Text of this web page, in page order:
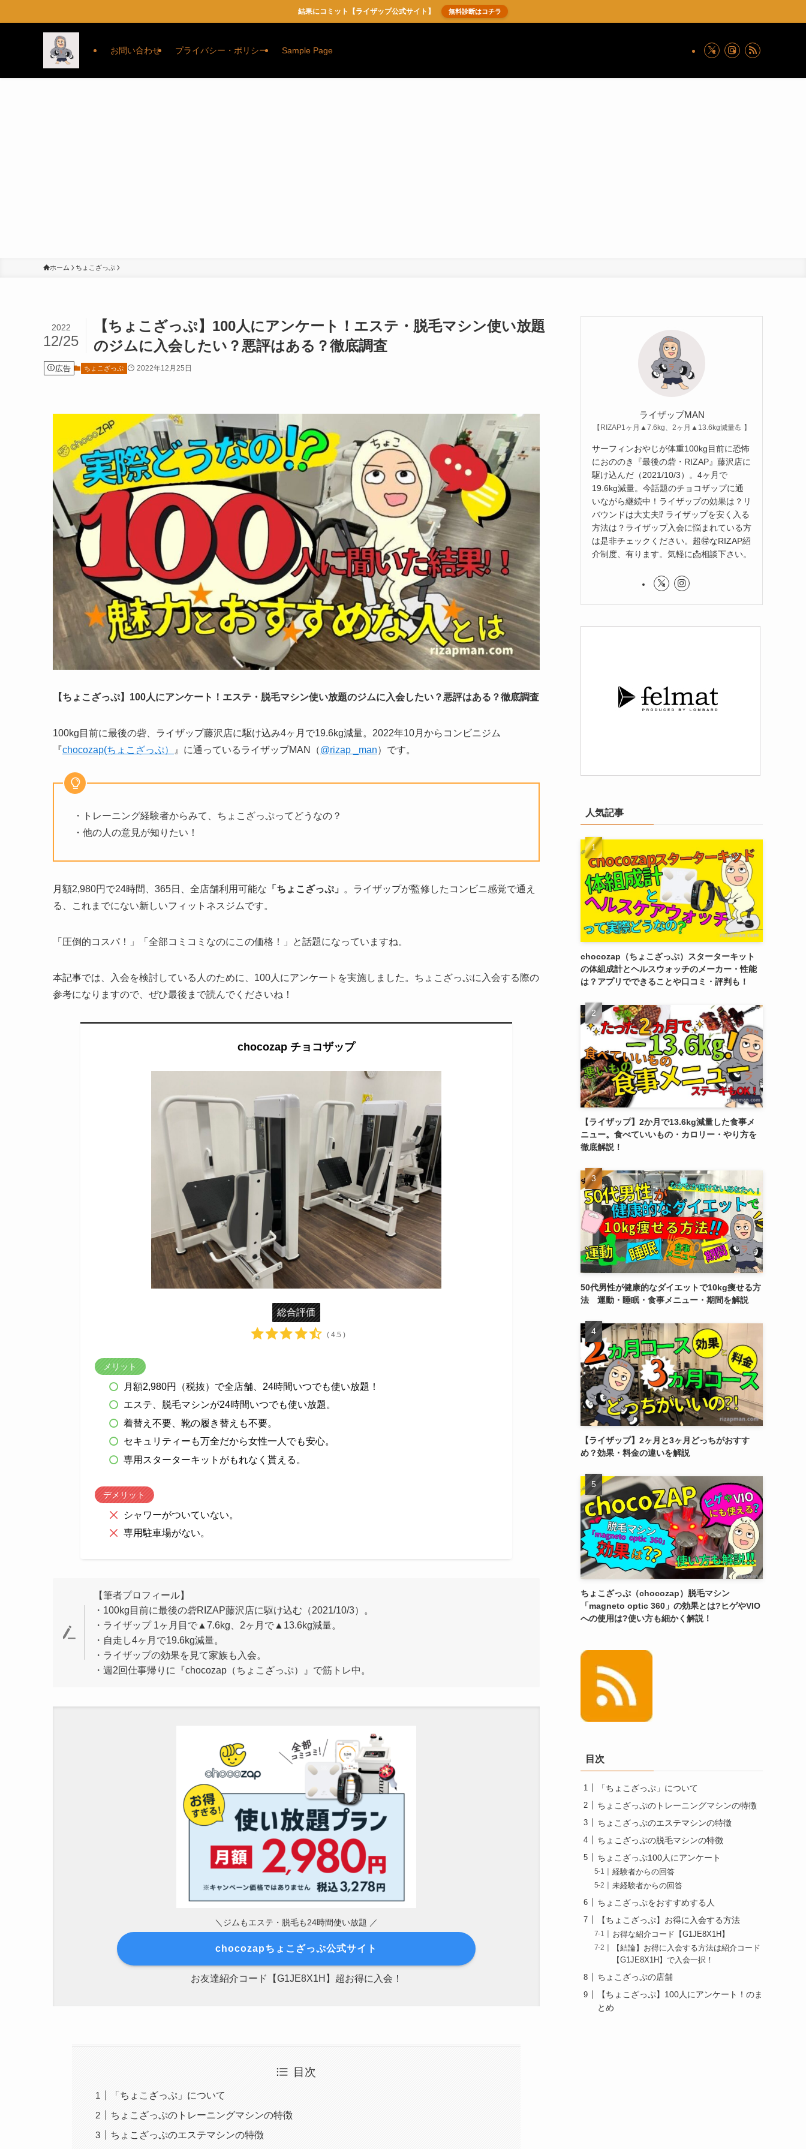
結果にコミット【ライザップ公式サイト】 無料診断はコチラ
お問い合わせ プライバシー・ポリシー Sample Page
ホーム ちょこざっぷ
【ちょこざっぷ】100人にアンケート！エステ・脱毛マシン使い放題
のジムに入会したい？悪評はある？徹底調査
2022
12/25
広告 ちょこざっぷ 2022年12月25日
【ちょこざっぷ】100人にアンケート！エステ・脱毛マシン使い放題のジムに入会したい？悪評はある？徹底調査
100kg目前に最後の砦、ライザップ藤沢店に駆け込み4ヶ月で19.6kg減量。2022年10月からコンビニジム
『chocozap(ちょこざっぷ） 』に通っているライザップMAN（@rizap _man）です。
・トレーニング経験者からみて、ちょこざっぷってどうなの？
・他の人の意見が知りたい！
月額2,980円で24時間、365日、全店舗利用可能な 「ちょこざっぷ」
。ライザップが監修したコンビニ感覚で通え
る、これまでにない新しいフィットネスジムです。
「圧倒的コスパ！」「全部コミコミなのにこの価格！」と話題になっていますね。
本記事では、入会を検討している人のために、100人にアンケートを実施しました。ちょこざっぷに入会する際の
参考になりますので、ぜひ最後まで読んでくださいね！
chocozap チョコザップ
総合評価
( 4.5 )
メリット
月額2,980円（税抜）で全店舗、24時間いつでも使い放題！
エステ、脱毛マシンが24時間いつでも使い放題。
着替え不要、靴の履き替えも不要。
セキュリティーも万全だから女性一人でも安心。
専用スターターキットがもれなく貰える。
デメリット
シャワーがついていない。
専用駐車場がない。
【筆者プロフィール】
・100kg目前に最後の砦RIZAP藤沢店に駆け込む（2021/10/3）。
・ライザップ 1ヶ月目で▲7.6kg、2ヶ月で▲13.6kg減量。
・自走し4ヶ月で19.6kg減量。
・ライザップの効果を見て家族も入会。
・週2回仕事帰りに『chocozap（ちょこざっぷ）』で筋トレ中。
＼ジムもエステ・脱毛も24時間使い放題 ／
chocozapちょこざっぷ公式サイト
お友達紹介コード【G1JE8X1H】超お得に入会！
目次
「ちょこざっぷ」について
ちょこざっぷのトレーニングマシンの特徴
ちょこざっぷのエステマシンの特徴
ライザップMAN
【RIZAP1ヶ月▲7.6kg、2ヶ月▲13.6kg減量💪 】
サーフィンおやじが体重100kg目前に恐怖
におののき『最後の砦・RIZAP』藤沢店に
駆け込んだ（2021/10/3）。4ヶ月で
19.6kg減量。今話題のチョコザップに通
いながら継続中！ライザップの効果は？リ
バウンドは大丈夫⁉︎ ライザップを安く入る
方法は？ライザップ入会に悩まれている方
は是非チェックください。超🉐なRIZAP紹
介制度、有ります。気軽に📩相談下さい。
人気記事
chocozap（ちょこざっぷ）スターターキット
の体組成計とヘルスウォッチのメーカー・性能
は？アプリでできることや口コミ・評判も！
【ライザップ】2か月で13.6kg減量した食事メ
ニュー。食べていいもの・カロリー・やり方を
徹底解説！
50代男性が健康的なダイエットで10kg痩せる方
法 運動・睡眠・食事メニュー・期間を解説
【ライザップ】2ヶ月と3ヶ月どっちがおすす
め？効果・料金の違いを解説
ちょこざっぷ（chocozap）脱毛マシン
「magneto optic 360」の効果とは?ヒゲやVIO
への使用は?使い方も細かく解説！
目次
「ちょこざっぷ」について
ちょこざっぷのトレーニングマシンの特徴
ちょこざっぷのエステマシンの特徴
ちょこざっぷの脱毛マシンの特徴
ちょこざっぷ100人にアンケート
経験者からの回答
未経験者からの回答
ちょこざっぷをおすすめする人
【ちょこざっぷ】お得に入会する方法
お得な紹介コード【G1JE8X1H】
【結論】お得に入会する方法は紹介コード
【G1JE8X1H】で入会一択！
ちょこざっぷの店舗
【ちょこざっぷ】100人にアンケート！のま
とめ